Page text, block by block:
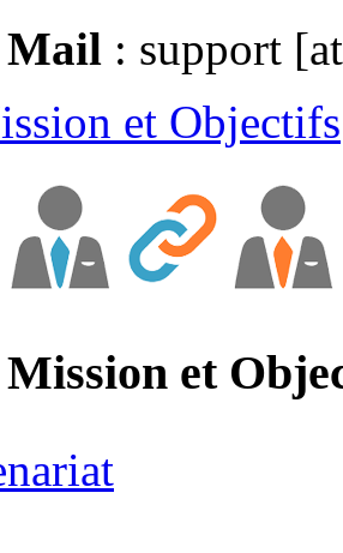
Mail : support
et Objectifs
Mission et